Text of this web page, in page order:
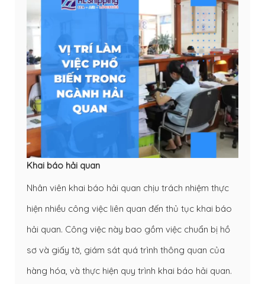
Khai báo hải quan
Nhân viên khai báo hải quan chịu trách nhiệm thực
hiện nhiều công việc liên quan đến thủ tục khai báo
hải quan. Công việc này bao gồm việc chuẩn bị hồ
sơ và giấy tờ, giám sát quá trình thông quan của
hàng hóa, và thực hiện quy trình khai báo hải quan.